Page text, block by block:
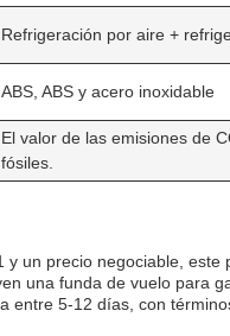
Refrigeración por aire +
ABS, ABS y acero inoxidable
El valor de las emisiones de
fósiles.
un precio negociable,
una funda de vuelo para
entre 5-12 días, con